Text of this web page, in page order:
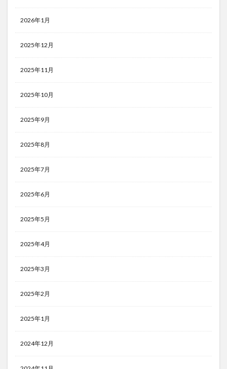
2026年1月
2025年12月
2025年11月
2025年10月
2025年9月
2025年8月
2025年7月
2025年6月
2025年5月
2025年4月
2025年3月
2025年2月
2025年1月
2024年12月